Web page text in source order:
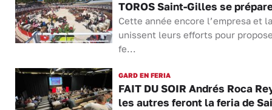
TOROS Saint-Gilles se
Cette année encore l’empresa et
unissent leurs efforts pour
fe...
GARD EN FERIA
FAIT DU SOIR Andrés Roca
les autres feront la feria de